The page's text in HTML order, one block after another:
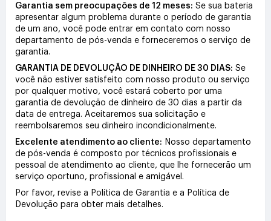
Garantia sem preocupações de 12 meses: Se sua bateria
apresentar algum problema durante o período de garantia
de um ano, você pode entrar em contato com nosso
departamento de pós-venda e forneceremos o serviço de
garantia.
GARANTIA DE DEVOLUÇÃO DE DINHEIRO DE 30 DIAS: Se
você não estiver satisfeito com nosso produto ou serviço
por qualquer motivo, você estará coberto por uma
garantia de devolução de dinheiro de 30 dias a partir da
data de entrega. Aceitaremos sua solicitação e
reembolsaremos seu dinheiro incondicionalmente.
Excelente atendimento ao cliente: Nosso departamento
de pós-venda é composto por técnicos profissionais e
pessoal de atendimento ao cliente, que lhe fornecerão um
serviço oportuno, profissional e amigável.
Por favor, revise a Política de Garantia e a Política de
Devolução para obter mais detalhes.